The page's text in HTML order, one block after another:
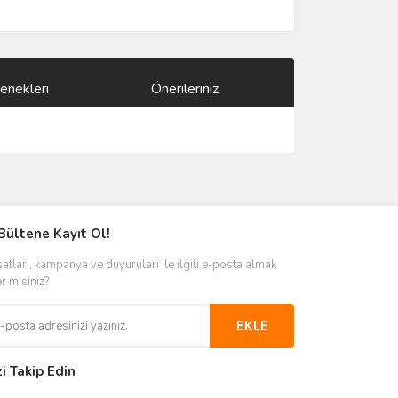
Önerileriniz
Kayıt Ol!
kampanya ve duyuruları ile ilgili e-posta almak
misiniz?
EKLE
Takip Edin